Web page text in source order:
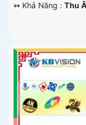
️↭ Khả Năng : Thu